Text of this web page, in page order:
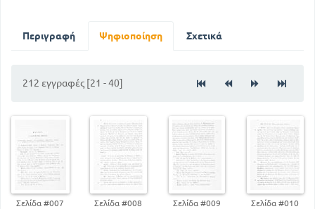
Κείμενο
Περιγραφή Ψηφιοποίηση Σχετικά
212 εγγραφές [21 - 40]
Σελίδα #007 Σελίδα #008 Σελίδα #009 Σελίδα #010